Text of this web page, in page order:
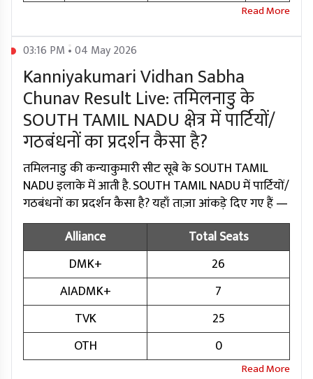
03:16 PM • 04 May 2026
Kanniyakumari Vidhan Sabha
Chunav Result Live: तमिलनाडु के
SOUTH TAMIL NADU क्षेत्र में पार्टियों/
गठबंधनों का प्रदर्शन कैसा है?
तमिलनाडु की कन्याकुमारी सीट सूबे के SOUTH TAMIL
NADU इलाके में आती है. SOUTH TAMIL NADU में पार्टियों/
गठबंधनों का प्रदर्शन कैसा है? यहाँ ताज़ा आंकड़े दिए गए हैं —
Alliance
Total Seats
DMK+
26
AIADMK+
7
TVK
25
OTH
0